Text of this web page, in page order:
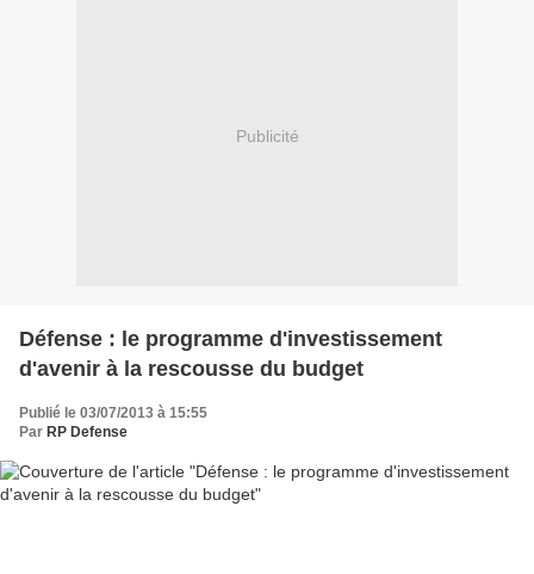
Publicité
Défense : le programme d'investissement
d'avenir à la rescousse du budget
Publié le 03/07/2013 à 15:55
Par RP Defense